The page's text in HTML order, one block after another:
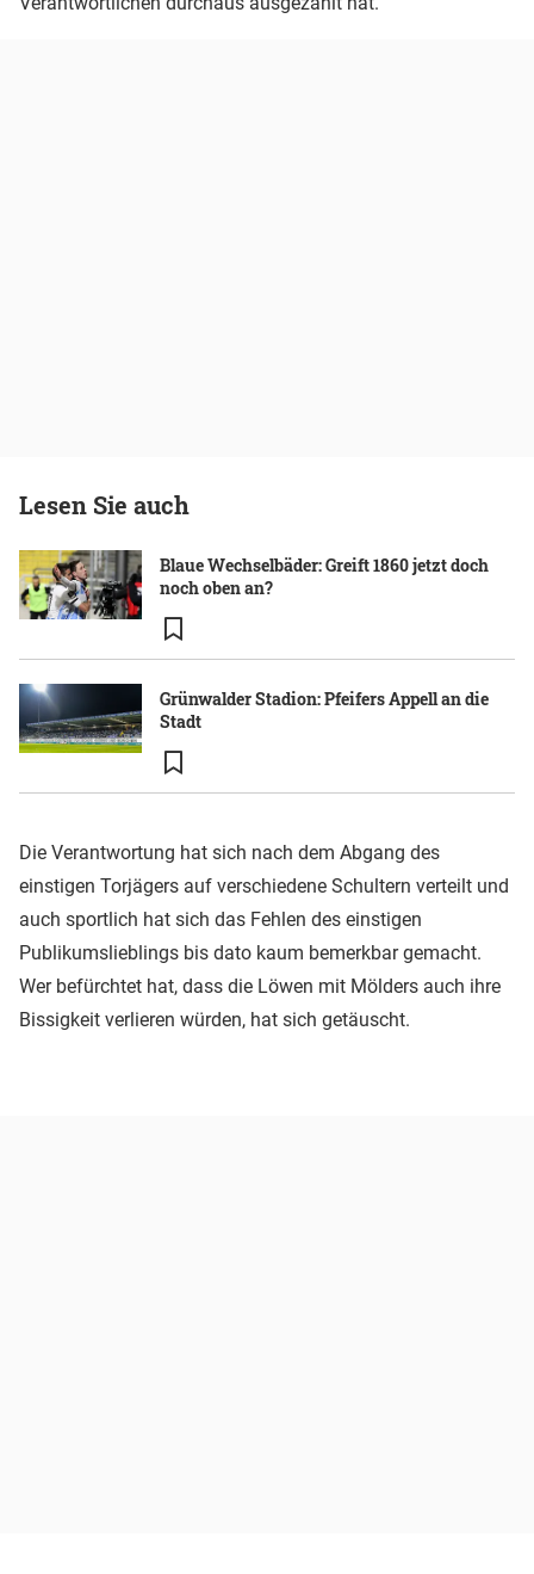
Lesen Sie auch
Blaue Wechselbäder: Greift 1860 jetzt doch
noch oben an?
Grünwalder Stadion: Pfeifers Appell an die
Stadt
Die Verantwortung hat sich nach dem Abgang des
einstigen Torjägers auf verschiedene Schultern verteilt und
auch sportlich hat sich das Fehlen des einstigen
Publikumslieblings bis dato kaum bemerkbar gemacht.
Wer befürchtet hat, dass die Löwen mit Mölders auch ihre
Bissigkeit verlieren würden, hat sich getäuscht.